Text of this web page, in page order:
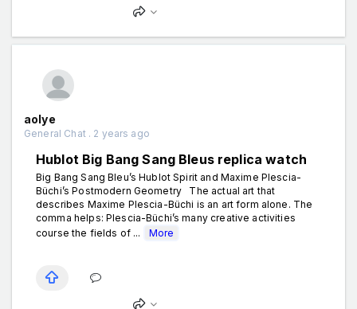
aolye
General Chat . 2 years ago
Hublot Big Bang Sang Bleus replica watch
Big Bang Sang Bleu’s Hublot Spirit and Maxime Plescia-
Büchi’s Postmodern Geometry The actual art that
describes Maxime Plescia-Büchi is an art form alone. The
comma helps: Plescia-Büchi’s many creative activities
course the fields of ...
More